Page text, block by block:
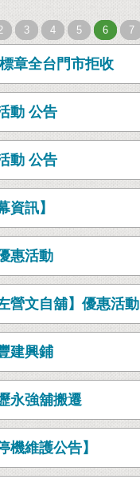
3 4 5 6 7
章全台門市拒收
動 公告
動 公告
資訊】
惠活動
營文自舖】優惠活動
建興鋪
永強舖搬遷
機維護公告】